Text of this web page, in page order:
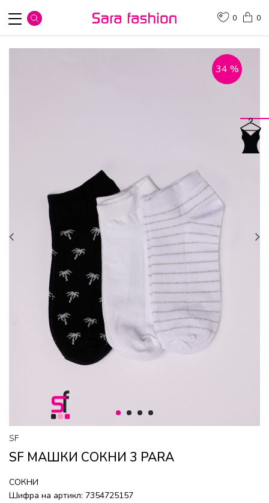
0
0
1 2 3 4
34 %
SF
SF МАШКИ СОКНИ 3 PARA
СОКНИ
Шифра на артикл: 7354725157